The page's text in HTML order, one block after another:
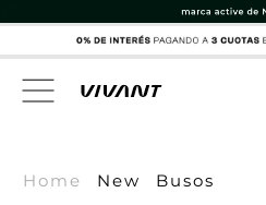
Home New Busos